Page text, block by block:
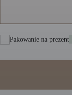
Pakowanie na prezent